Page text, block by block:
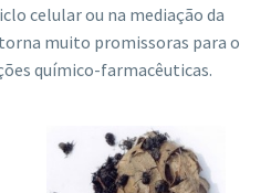
celular ou na mediação da
muito promissoras para o
químico-farmacêuticas.